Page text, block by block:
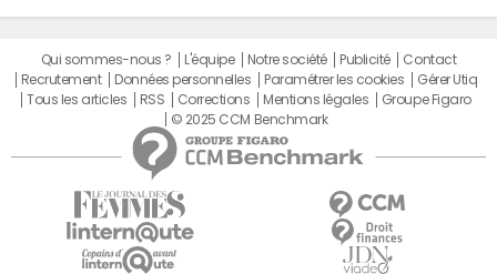
Qui sommes-nous ? L'équipe Notre société Publicité
Contact
Recrutement
Données personnelles Paramétrer les cookies
Gérer Utiq
Tous les articles
RSS Corrections Mentions légales
Groupe Figaro
© 2025 CCM Benchmark